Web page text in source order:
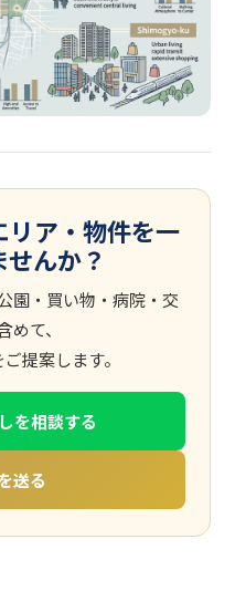
リア・物件を一
んか？
園・買い物・病院・交
めて、
提案します。
を相談する
送る